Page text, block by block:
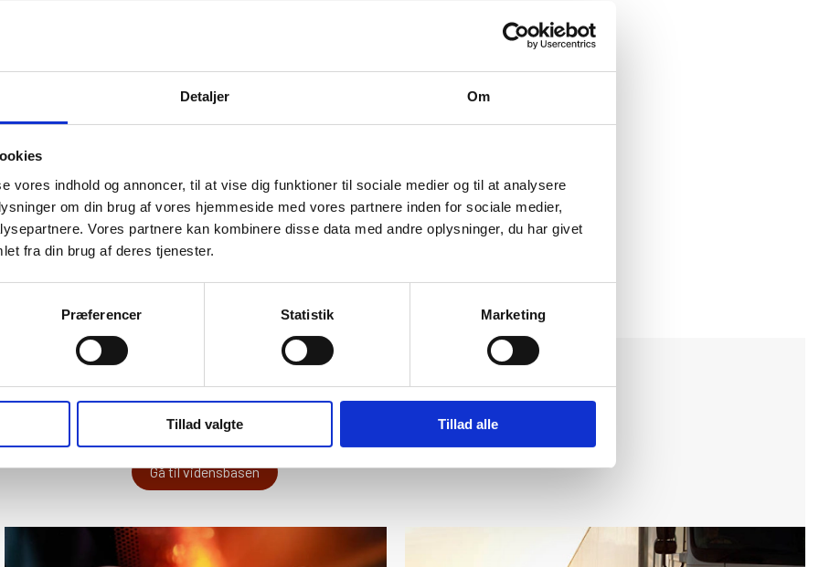
Detaljer Om
vores indhold og annoncer, til at vise dig funktioner til sociale medier og til at analysere
om din brug af vores hjemmeside med vores partnere inden for sociale medier,
Vores partnere kan kombinere disse data med andre oplysninger, du har givet
fra din brug af deres tjenester.
Præferencer Statistik Marketing
Tillad valgte Tillad alle
Guides og viden
Gå til vidensbasen